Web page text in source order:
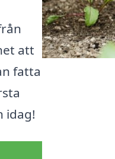
att
fatta
idag!